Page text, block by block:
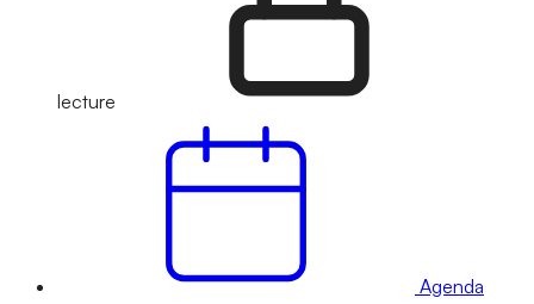
lecture
Agenda